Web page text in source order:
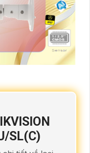
SL(C)